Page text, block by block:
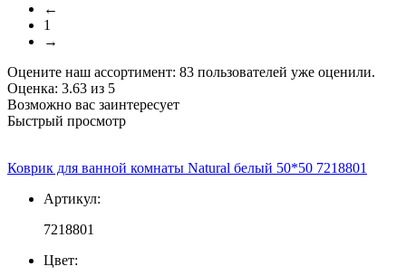
←
1
→
Оцените наш ассортимент: 83 пользователей уже оценили.
Оценка: 3.63 из 5
Возможно вас заинтересует
Быстрый просмотр
Коврик для ванной комнаты Natural белый 50*50 7218801
Артикул:
7218801
Цвет: